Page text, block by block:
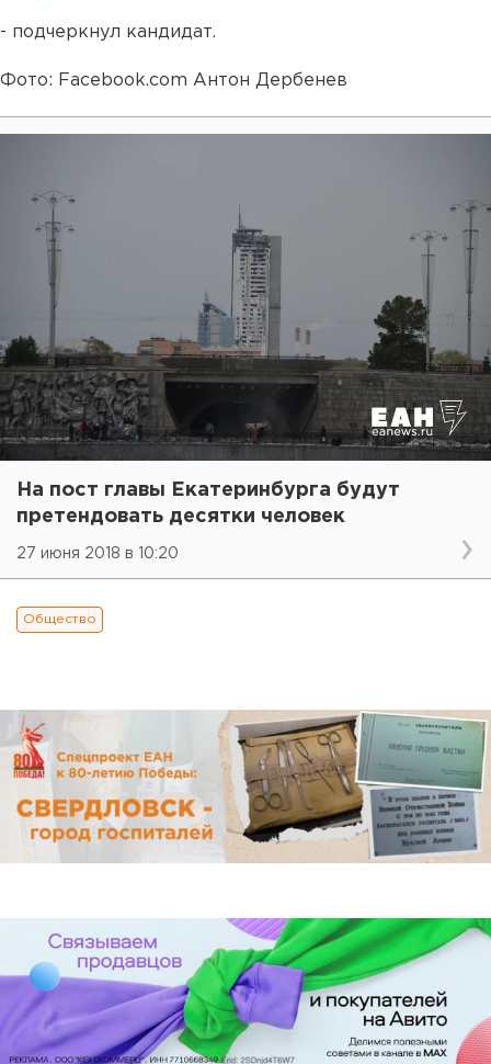
- подчеркнул кандидат.
Фото: Facebook.com Антон Дербенев
На пост главы Екатеринбурга будут
претендовать десятки человек
27 июня 2018 в 10:20
Общество